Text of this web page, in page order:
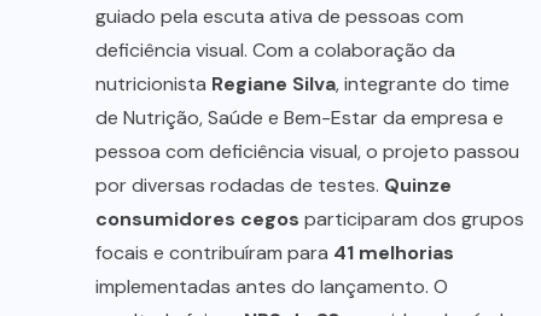
guiado pela escuta ativa de pessoas com
deficiência visual. Com a colaboração da
nutricionista Regiane Silva, integrante do time
de Nutrição, Saúde e Bem-Estar da empresa e
pessoa com deficiência visual, o projeto passou
por diversas rodadas de testes. Quinze
consumidores cegos participaram dos grupos
focais e contribuíram para 41 melhorias
implementadas antes do lançamento. O